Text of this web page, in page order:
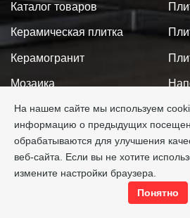
Каталог товаров
Керамическая плитка
Керамогранит
Мозаика
Ступени
Аксессуары
Производители
На нашем сайте мы используем
информацию о предыдущих
обрабатываются для улучшения
веб-сайта. Если вы не хотите
измените настройки браузера.
Понятно